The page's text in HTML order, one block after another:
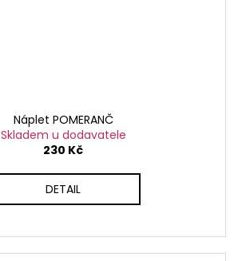
Náplet POMERANČ
Skladem u dodavatele
230 Kč
DETAIL